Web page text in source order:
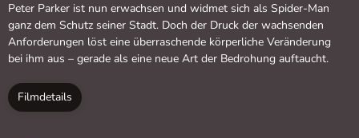
Peter Parker ist nun erwachsen und widmet sich als Spider-Man
ganz dem Schutz seiner Stadt. Doch der Druck der wachsenden
Anforderungen löst eine überraschende körperliche Veränderung
bei ihm aus – gerade als eine neue Art der Bedrohung auftaucht.
Filmdetails